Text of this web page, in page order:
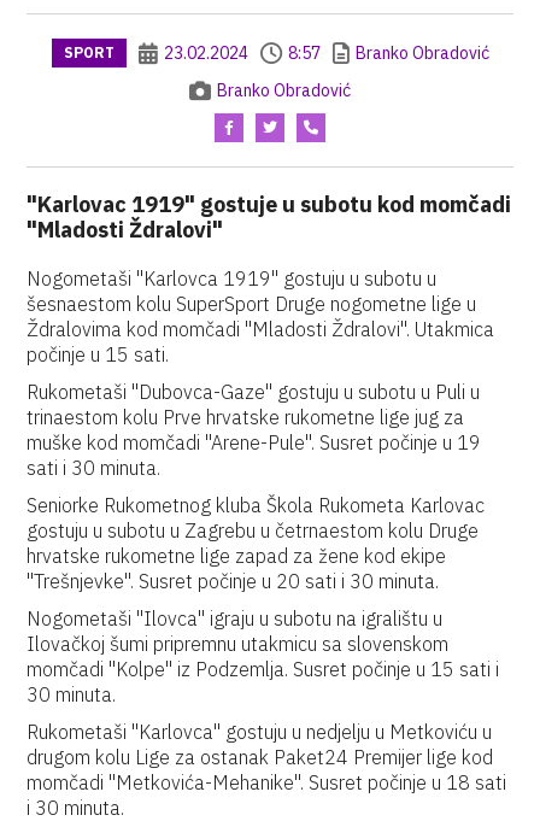
SPORT 23.02.2024 8:57
Branko Obradović
Branko Obradović
"Karlovac 1919" gostuje u subotu kod momčadi
"Mladosti Ždralovi"
Nogometaši "Karlovca 1919" gostuju u subotu u
šesnaestom kolu SuperSport Druge nogometne lige u
Ždralovima kod momčadi "Mladosti Ždralovi". Utakmica
počinje u 15 sati.
Rukometaši "Dubovca-Gaze" gostuju u subotu u Puli u
trinaestom kolu Prve hrvatske rukometne lige jug za
muške kod momčadi "Arene-Pule". Susret počinje u 19
sati i 30 minuta.
Seniorke Rukometnog kluba Škola Rukometa Karlovac
gostuju u subotu u Zagrebu u četrnaestom kolu Druge
hrvatske rukometne lige zapad za žene kod ekipe
"Trešnjevke". Susret počinje u 20 sati i 30 minuta.
Nogometaši "Ilovca" igraju u subotu na igralištu u
Ilovačkoj šumi pripremnu utakmicu sa slovenskom
momčadi "Kolpe" iz Podzemlja. Susret počinje u 15 sati i
30 minuta.
Rukometaši "Karlovca" gostuju u nedjelju u Metkoviću u
drugom kolu Lige za ostanak Paket24 Premijer lige kod
momčadi "Metkovića-Mehanike". Susret počinje u 18 sati
i 30 minuta.